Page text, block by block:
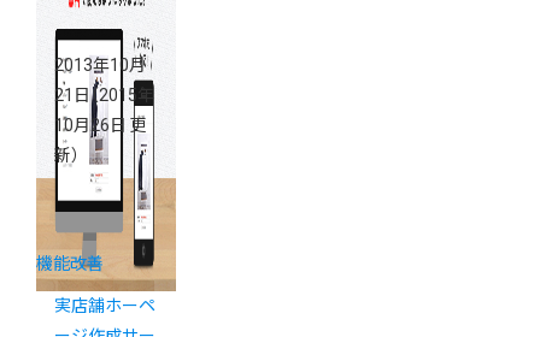
2013年10月
21日 （2015年
10月26日 更
新）
機能改善
実店舗ホーペ